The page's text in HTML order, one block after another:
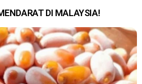
DI MALAYSIA!